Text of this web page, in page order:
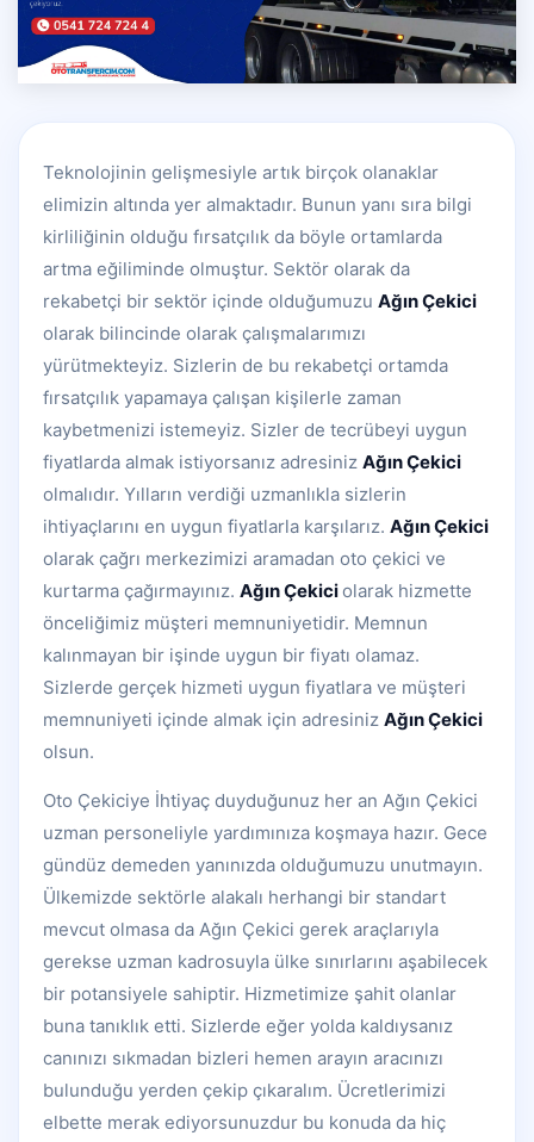
Teknolojinin gelişmesiyle artık birçok olanaklar
elimizin altında yer almaktadır. Bunun yanı sıra bilgi
kirliliğinin olduğu fırsatçılık da böyle ortamlarda
artma eğiliminde olmuştur. Sektör olarak da
rekabetçi bir sektör içinde olduğumuzu Ağın Çekici
olarak bilincinde olarak çalışmalarımızı
yürütmekteyiz. Sizlerin de bu rekabetçi ortamda
fırsatçılık yapamaya çalışan kişilerle zaman
kaybetmenizi istemeyiz. Sizler de tecrübeyi uygun
fiyatlarda almak istiyorsanız adresiniz Ağın Çekici
olmalıdır. Yılların verdiği uzmanlıkla sizlerin
ihtiyaçlarını en uygun fiyatlarla karşılarız. Ağın Çekici
olarak çağrı merkezimizi aramadan oto çekici ve
kurtarma çağırmayınız. Ağın Çekiciolarak hizmette
önceliğimiz müşteri memnuniyetidir. Memnun
kalınmayan bir işinde uygun bir fiyatı olamaz.
Sizlerde gerçek hizmeti uygun fiyatlara ve müşteri
memnuniyeti içinde almak için adresiniz Ağın Çekici
olsun.
Oto Çekiciye İhtiyaç duyduğunuz her an Ağın Çekici
uzman personeliyle yardımınıza koşmaya hazır. Gece
gündüz demeden yanınızda olduğumuzu unutmayın.
Ülkemizde sektörle alakalı herhangi bir standart
mevcut olmasa da Ağın Çekici gerek araçlarıyla
gerekse uzman kadrosuyla ülke sınırlarını aşabilecek
bir potansiyele sahiptir. Hizmetimize şahit olanlar
buna tanıklık etti. Sizlerde eğer yolda kaldıysanız
canınızı sıkmadan bizleri hemen arayın aracınızı
bulunduğu yerden çekip çıkaralım. Ücretlerimizi
elbette merak ediyorsunuzdur bu konuda da hiç